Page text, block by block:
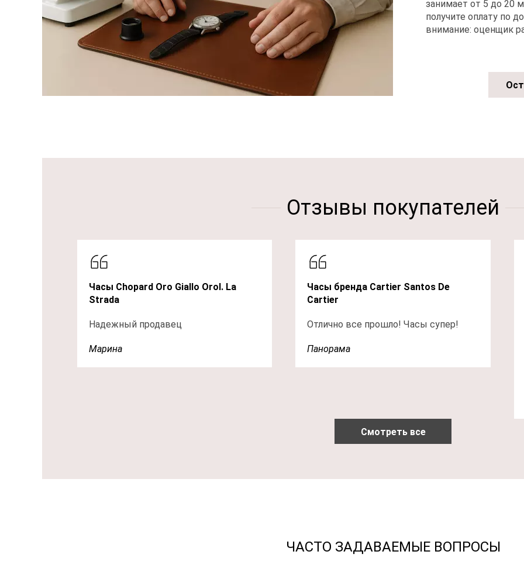
занимает от 5 до 20
получите оплату по
внимание: оценщик
Отзывы покупателей
Часы Chopard Oro Giallo Orol. La
Strada
Надежный продавец
Марина
Часы бренда Cartier Santos De
Cartier
Отлично все прошло! Часы супер!
Панорама
ЧАСТО ЗАДАВАЕМЫЕ ВОПРОСЫ